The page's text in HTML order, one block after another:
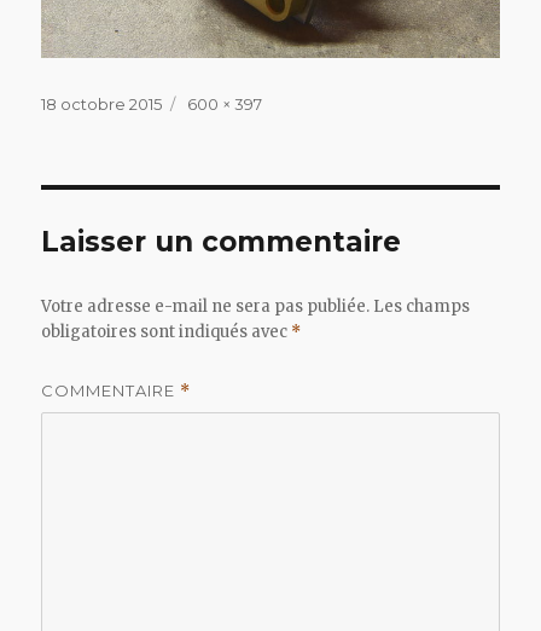
Publié
18 octobre 2015
Taille
600 × 397
Laisser un commentaire
Votre adresse e-mail ne sera pas publiée. Les champs
obligatoires sont indiqués avec *
COMMENTAIRE *